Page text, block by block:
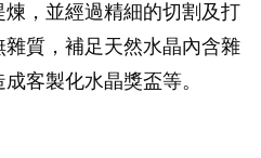
，並經過精細的切割及打
質，補足天然水晶內含雜
客製化水晶獎盃等。